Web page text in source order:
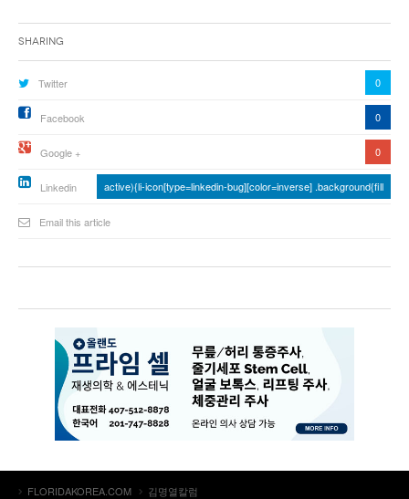
Sharing
Twitter 0
Facebook 0
Google + 0
Linkedin active){li-icon[type=linkedin-bug][color=inverse] .background{fill
Email this article
FLORIDAKOREA.COM
김명열칼럼